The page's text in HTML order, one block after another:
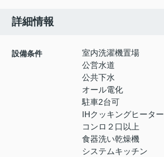
詳細情報
設備条件
室内洗濯機置場
公営水道
公共下水
オール電化
駐車2台可
IHクッキングヒーター
コンロ２口以上
食器洗い乾燥機
システムキッチン